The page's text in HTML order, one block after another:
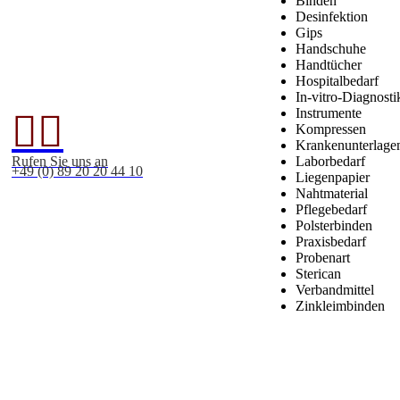

Rufen Sie uns an
+49 (0) 89 20 20 44 10
Desinfektion
Gips
Handschuhe
Handtücher
Hospitalbedarf
In-vitro-
Instrumente
Kompressen
Laborbedarf
Liegenpapier
Nahtmaterial
Pflegebedarf
Polsterbinden
Praxisbedarf
Probenart
Sterican
Verbandmittel
Zinkleimbinden